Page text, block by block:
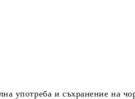
употреба и съхранение на